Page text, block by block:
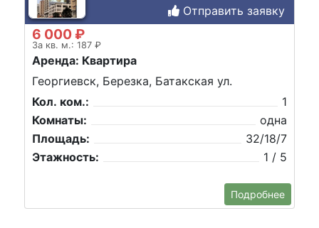
Отправить заявку
6 000 ₽
За кв. м.: 187 ₽
Аренда: Квартира
Георгиевск, Березка, Батакская ул.
Кол. ком.:
1
Комнаты:
одна
Площадь:
32/18/7
Этажность:
1 / 5
Подробнее